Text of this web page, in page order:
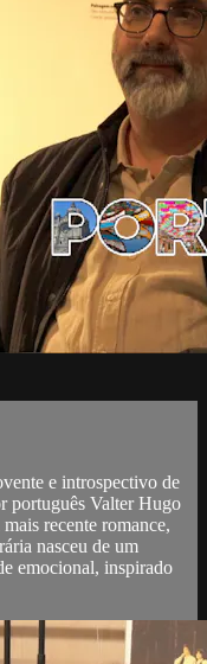
e introspectivo de
português Valter Hugo
recente romance,
nasceu de um
emocional, inspirado